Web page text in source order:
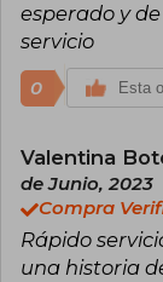
esperado y
servicio
0 Esta
Valentina
de Junio, 2023
Compra
Rápido
una historia